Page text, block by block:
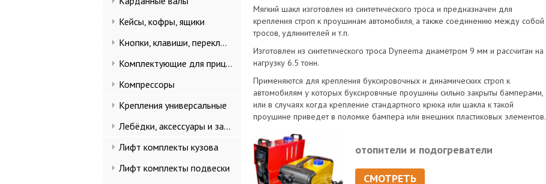
Кейсы, кофры, ящики
Кнопки, клавиши, переключатели
Комплектующие для прицепов
Компрессоры
Крепления универсальные
Лебёдки, аксессуары и запчасти
Лифт комплекты кузова
Лифт комплекты подвески
Мягкий шакл изготовлен из синтетического троса и предназначен для
крепления строп к проушинам автомобиля, а также соединению между собой
тросов, удлинителей и т.п.
Изготовлен из синтетического троса Dyneema диаметром 9 мм и рассчитан на
нагрузку 6.5 тонн.
Применяются для крепления буксировочных и динамических строп к
автомобилям у которых буксировчные проушины сильно закрыты бамперами,
или в случаях когда крепление стандартного крюка или шакла к такой
проушине приведет в поломке бампера или внешних пластиковых элементов.
отопители и подогреватели
СМОТРЕТЬ